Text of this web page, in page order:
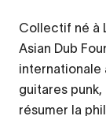
Collectif né à
Asian Dub
internationale
guitares punk,
résumer la